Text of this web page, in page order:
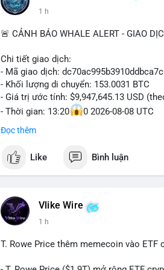
1 h
🚨 CẢNH BÁO WHALE ALERT - GIAO
Chi tiết giao dịch:
- Mã giao dịch:
- Khối lượng di chuyển: 153.0031 BTC
- Giá trị ước tính: $9,947,645.13 USD
- Thời gian: 13:20
0 2026-08-08 UTC
Nhận định phân tích hành vi của Cá voi:
153 BTC trị giá gần 10 triệu USD được
nhất. Khối lượng này không quá lớn để
chức hoặc nhà đầu tư lớn đang tái cơ
nhận là ví lạnh không kết nối internet,
lực bán ngắn hạn. Thời điểm cuối tuần,
$65,000 có thể mạnh hơn bình thường
Lời khuyên ngắn gọn cho nhà đầu tư
Theo dõi xác nhận của giao dịch này.
Đọc thêm
Like Bình luận
Vlike Wire
1 h
T. Rowe Price thêm memecoin vào ETF